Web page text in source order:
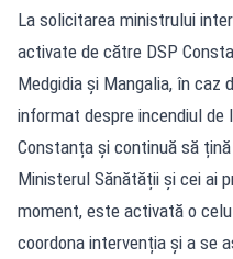
La solicitarea ministrului
activate de către DSP
Medgidia și Mangalia, în caz
informat despre incendiul
Constanța și continuă să
Ministerul Sănătății și cei ai
moment, este activată o
coordona intervenția și a se